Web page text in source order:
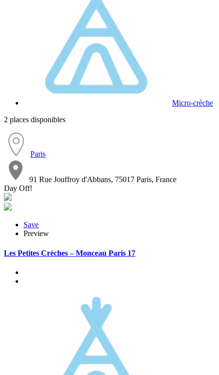
Micro-crèche
2 places disponibles
Paris
91 Rue Jouffroy d'Abbans, 75017 Paris, France
Day Off!
Save
Preview
Les Petites Crèches – Monceau Paris 17